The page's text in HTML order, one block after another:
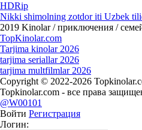
HDRip
Nikki shimolning zotdor iti Uzbek
2019 Kinolar / приключения /
TopKinolar.com
Tarjima kinolar 2026
tarjima seriallar 2026
tarjima multfilmlar 2026
Copyright © 2022-2026
Topkinolar.com - все права
@W00101
Войти Регистрация
Логин: